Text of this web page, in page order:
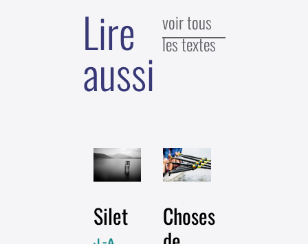
Lire
aussi
voir tous
les textes
Silet
J.-A.
Choses